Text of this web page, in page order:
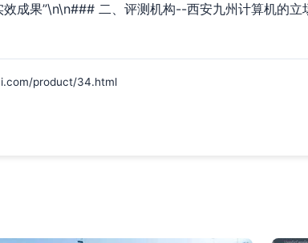
成果”\n\n### 二、评测机构--西安九州计算机的
product/34.html